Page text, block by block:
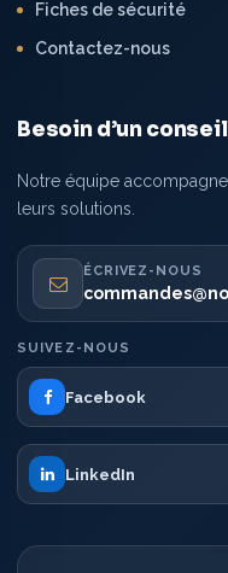
Fiches de sécurité
Contactez-nous
Besoin d’un conseil
Notre équipe
leurs solutions.
ÉCRIVEZ-NOUS
SUIVEZ-NOUS
Facebook
LinkedIn